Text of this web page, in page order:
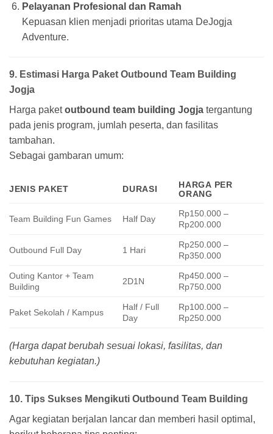
Pelayanan Profesional dan Ramah
Kepuasan klien menjadi prioritas utama DeJogja
Adventure.
9. Estimasi Harga Paket Outbound Team Building
Jogja
Harga paketoutbound team building Jogja tergantung
pada jenis program, jumlah peserta, dan fasilitas
tambahan.
Sebagai gambaran umum:
JENIS PAKET DURASI
HARGA PER
ORANG
Team Building Fun Games Half Day
Rp150.000 –
Rp200.000
Outbound Full Day 1 Hari
Rp250.000 –
Rp350.000
Outing Kantor + Team
Building
2D1N
Rp450.000 –
Rp750.000
Paket Sekolah / Kampus
Half / Full
Day
Rp100.000 –
Rp250.000
(Harga dapat berubah sesuai lokasi, fasilitas, dan
kebutuhan kegiatan.)
10. Tips Sukses Mengikuti Outbound Team Building
Agar kegiatan berjalan lancar dan memberi hasil optimal,